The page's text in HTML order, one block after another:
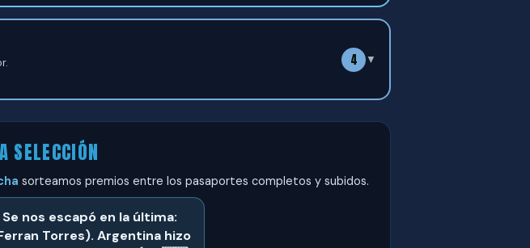
4 ▼
SELECCIÓN
sorteamos premios entre los pasaportes completos y subidos.
Se nos escapó en la última:
Torres). Argentina hizo